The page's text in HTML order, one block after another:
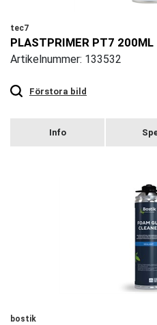
tec7
PLASTPRIMER PT7 200ML
Artikelnummer: 133532
Förstora bild
zoom
bostik